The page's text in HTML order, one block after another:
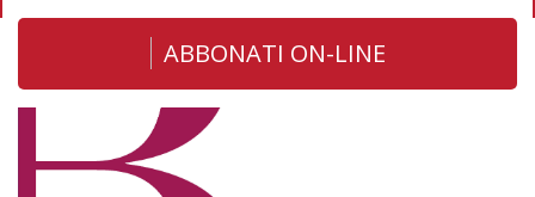
ABBONATI ON-LINE